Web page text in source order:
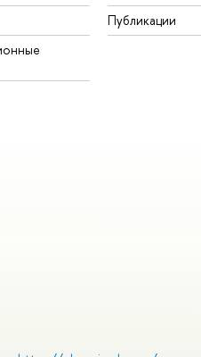
Публикации